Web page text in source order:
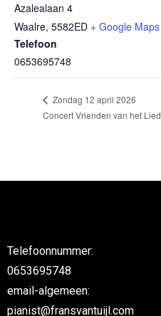
Azalealaan 4
Waalre, 5582ED + Google Maps
Telefoon
0653695748
Zondag 12 april 2026
Concert Vrienden van het Lied
Telefoonnummer:
0653695748
email-algemeen:
pianist@fransvantuijl.com